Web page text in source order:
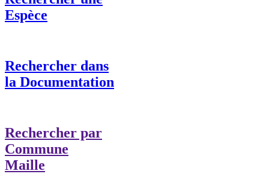
Espèce
Rechercher dans
la Documentation
Rechercher par
Commune
Maille